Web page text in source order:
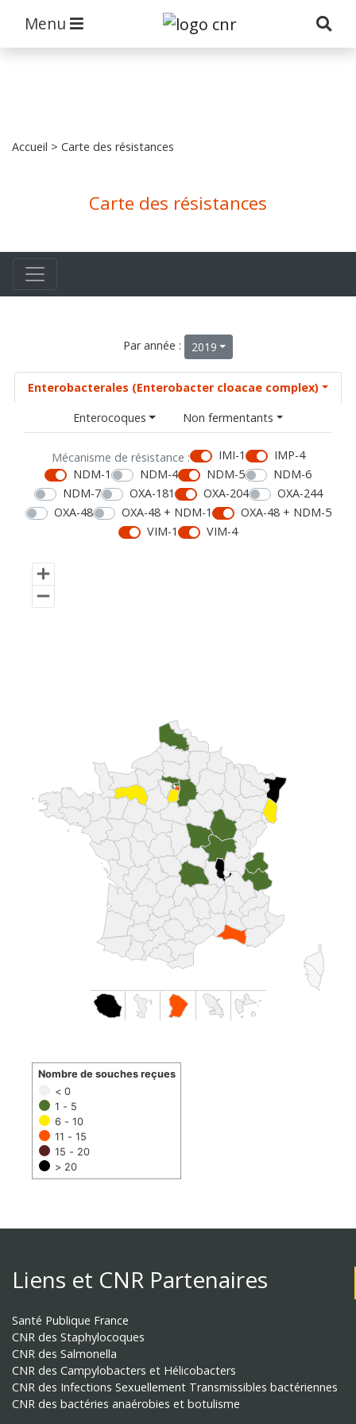
Menu
Accueil > Carte des résistances
Carte des résistances
Par année : 2019
Enterobacterales (Enterobacter cloacae complex)
Enterocoques
Non fermentants
Mécanisme de résistance : IMI-1
IMP-4
NDM-1
NDM-4 NDM-5
NDM-6
NDM-7
OXA-181 OXA-204
OXA-244
OXA-48
OXA-48 + NDM-1
OXA-48 + NDM-5
VIM-1
VIM-4
< 0
1 - 5
6 - 10
11 - 15
15 - 20
> 20
Nombre de souches reçues
Liens et CNR Partenaires
Santé Publique France
CNR des Staphylocoques
CNR des Salmonella
CNR des Campylobacters et Hélicobacters
CNR des Infections Sexuellement Transmissibles bactériennes
CNR des bactéries anaérobies et botulisme